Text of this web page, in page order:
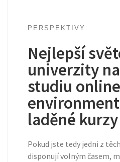
PERSPEKTIVY
Nejlepší
univerzity
studiu online
laděné
Pokud jste tedy jedni z
disponují volným časem,